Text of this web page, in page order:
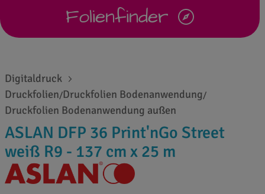
Folienfinder
Digitaldruck
Druckfolien/Druckfolien Bodenanwendung/
Druckfolien Bodenanwendung außen
ASLAN DFP 36 Print'nGo Street
weiß R9 - 137 cm x 25 m